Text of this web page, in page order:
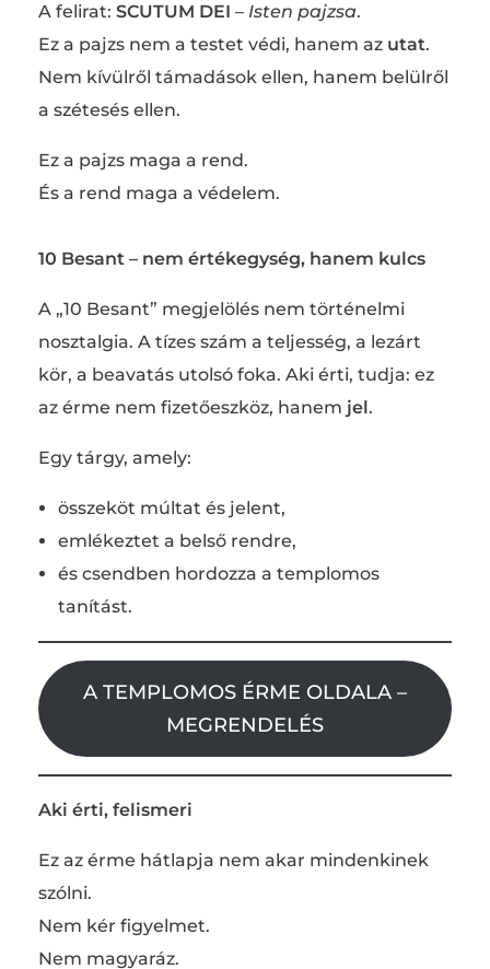
A felirat: SCUTUM DEI – Isten pajzsa.
Ez a pajzs nem a testet védi, hanem az utat.
Nem kívülről támadások ellen, hanem belülről
a szétesés ellen.
Ez a pajzs maga a rend.
És a rend maga a védelem.
10 Besant – nem értékegység, hanem kulcs
A „10 Besant” megjelölés nem történelmi
nosztalgia. A tízes szám a teljesség, a lezárt
kör, a beavatás utolsó foka. Aki érti, tudja: ez
az érme nem fizetőeszköz, hanem jel .
Egy tárgy, amely:
összeköt múltat és jelent,
emlékeztet a belső rendre,
és csendben hordozza a templomos
tanítást.
A TEMPLOMOS ÉRME OLDALA –
MEGRENDELÉS
Aki érti, felismeri
Ez az érme hátlapja nem akar mindenkinek
szólni.
Nem kér figyelmet.
Nem magyaráz.